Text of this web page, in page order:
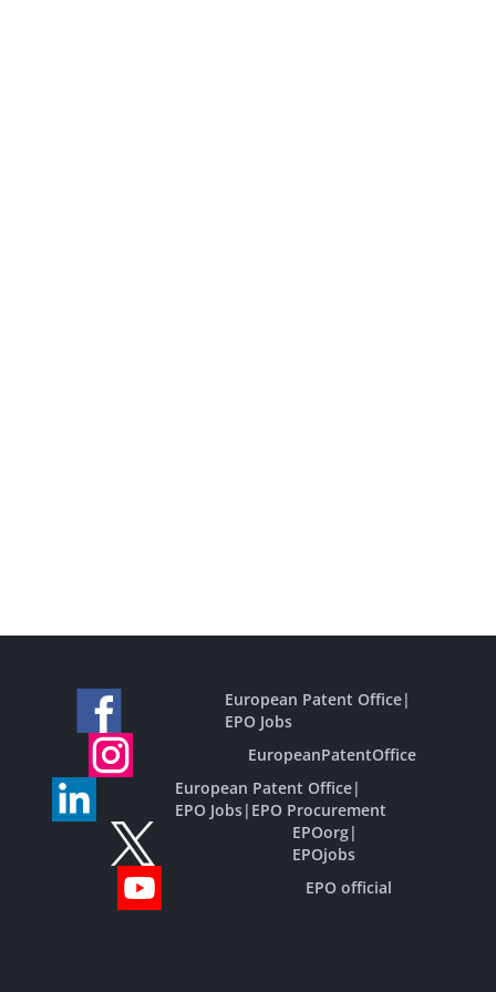
European Patent Office|
EPO Jobs
EuropeanPatentOffice
European Patent Office|
EPO Jobs| EPO Procurement
EPOorg|
EPOjobs
EPO official